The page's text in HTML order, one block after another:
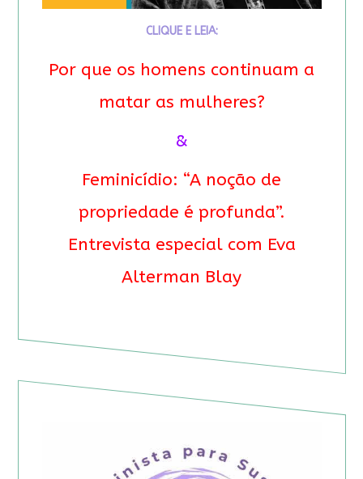
CLIQUE E LEIA:
Por que os homens continuam a
matar as mulheres?
&
Feminicídio: “A noção de
propriedade é profunda”.
Entrevista especial com Eva
Alterman Blay